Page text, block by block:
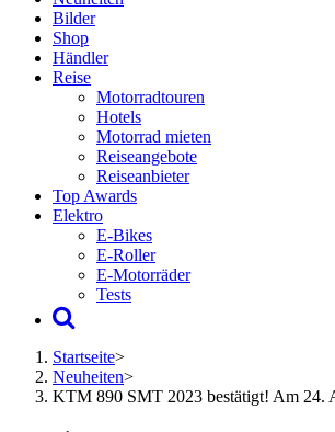
Bilder
Shop
Händler
Reise
Motorradtouren
Hotels
Motorrad mieten
Reiseangebote
Reiseanbieter
Top Awards
Elektro
E-Bikes
E-Roller
E-Motorräder
Tests
Startseite>
Neuheiten>
KTM 890 SMT 2023 bestätigt! Am 24.